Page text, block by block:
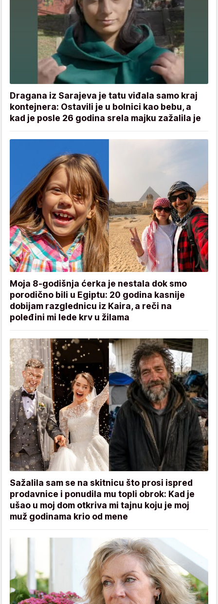
Dragana iz Sarajeva je tatu viđala samo kraj
kontejnera: Ostavili je u bolnici kao bebu, a
kad je posle 26 godina srela majku zažalila je
Moja 8-godišnja ćerka je nestala dok smo
porodično bili u Egiptu: 20 godina kasnije
dobijam razglednicu iz Kaira, a reči na
poleđini mi lede krv u žilama
Sažalila sam se na skitnicu što prosi ispred
prodavnice i ponudila mu topli obrok: Kad je
ušao u moj dom otkriva mi tajnu koju je moj
muž godinama krio od mene